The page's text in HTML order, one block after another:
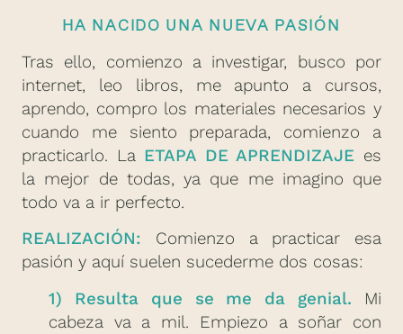
HA NACIDO UNA NUEVA PASIÓN
Tras ello, comienzo a investigar, busco por
internet, leo libros, me apunto a cursos,
aprendo, compro los materiales necesarios y
cuando me siento preparada, comienzo a
practicarlo. La ETAPA DE APRENDIZAJE es
la mejor de todas, ya que me imagino que
todo va a ir perfecto.
REALIZACIÓN: Comienzo a practicar esa
pasión y aquí suelen sucederme dos cosas:
1) Resulta que se me da genial.
Mi
cabeza va a mil. Empiezo a soñar con